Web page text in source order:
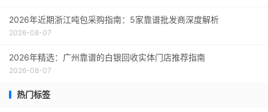
2026年近期浙江吨包采购指南：5家靠谱批发商深度解析
2026-08-07
2026年精选：广州靠谱的白银回收实体门店推荐指南
2026-08-07
热门标签